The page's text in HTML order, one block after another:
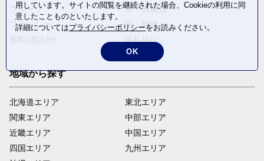
フルーツ
卵・乳製品
ファッション
米・穀物
地域から探す
北海道エリア
関東エリア
近畿エリア
四国エリア
東北エリア
中部エリア
中国エリア
九州エリア
用しています。サイトの閲覧を継続された場合、Cookieの利用に同
意したことものといたします。
詳細についてはプライバシーポリシーをお読みください。
OK